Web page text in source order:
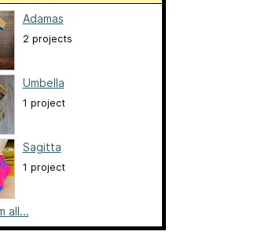
Adamas
2 projects
Umbella
1 project
Sagitta
1 project
all...